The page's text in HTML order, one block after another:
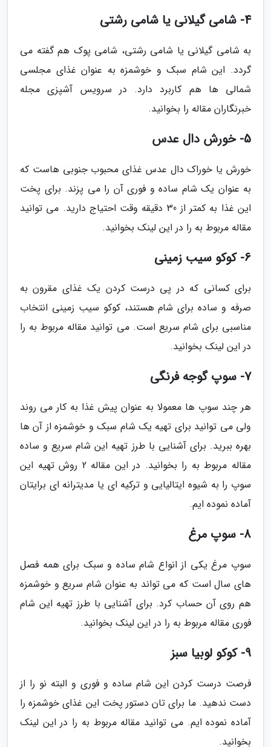
4- شامی گیلانی یا شامی رشتی
به شامی گیلانی یا شامی رشتی، شامی پوک هم گفته می
گردد. این شام سبک و خوشمزه به عنوان غذای مجلسی
شمالی ها هم کاربرد دارد. در سرویس آشپزی مجله
خبرنگاران مقاله را بخوانید.
5- خورش دال عدس
خورش یا خوراک دال عدس غذای محبوب جنوبی هاست که
به عنوان یک شام ساده و فوری آن را می پزند. برای پخت
این غذا به کمتر از 30 دقیقه وقت احتیاج دارید. می توانید
مقاله مربوط به را در این لینک بخوانید.
6- کوکو سیب زمینی
برای کسانی که در پی درست کردن یک غذای مقرون به
صرفه و ساده برای شام هستند، کوکو سیب زمینی انتخاب
مناسبی برای شام سریع است. می توانید مقاله مربوط به را
در این لینک بخوانید.
7- سوپ گوجه فرنگی
هر چند سوپ ها معمولا به عنوان پیش غذا به کار می روند
ولی می توانید برای تهیه یک شام سبک و خوشمزه از آن ها
بهره ببرید. برای آشنایی با طرز تهیه این شام سریع و ساده
مقاله مربوط به را بخوانید. در این مقاله 2 روش تهیه این
سوپ را به شیوه ایتالیایی و ترکیه ای یا مدیترانه ای برایتان
آماده نموده ایم.
8- سوپ مرغ
سوپ مرغ یکی از انواع شام ساده و سبک برای همه فصل
های سال است که می تواند به عنوان شام سریع و خوشمزه
هم روی آن حساب کرد. برای آشنایی با طرز تهیه این شام
فوری مقاله مربوط به را در این لینک بخوانید.
9- کوکو لوبیا سبز
فرصت درست کردن این شام ساده و فوری و البته نو را از
دست ندهید. ما برای تان دستور پخت این غذای خوشمزه را
آماده نموده ایم. می توانید مقاله مربوط به را در این لینک
بخوانید.